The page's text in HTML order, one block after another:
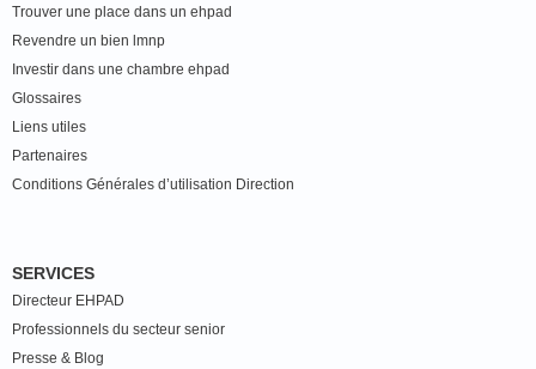
Trouver une place dans un ehpad
Revendre un bien lmnp
Investir dans une chambre ehpad
Glossaires
Liens utiles
Partenaires
Conditions Générales d’utilisation Direction
SERVICES
Directeur EHPAD
Professionnels du secteur senior
Presse & Blog